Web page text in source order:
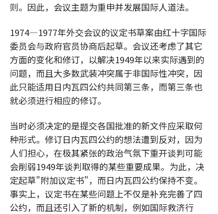
则。因此，会议主题为重申并发展国际人道法。
1974—1977年外交会议的议定书草案由红十字国际
委员会与政府官员协商后起草。会议还考虑了其它
方面的变化和修订，以解决1949年以来实际遇到的
问题，而且大多数武装冲突属于非国际性冲突，因
此只能适用日内瓦四公约共同第三条，而第三条也
就必须进行相应的修订。
当时必须决定的是提交各国批准的新文件应采取何
种形式。修订日内瓦四公约的想法遭到反对，因为
人们担心，在极其紧张的政治气氛下重开谈判可能
会削弱1949年谈判取得的某些重要成果。为此，决
定起草"附加议定书"，而日内瓦四公约保持不变。
事实上，议定书在某些问题上不仅是补充完善了四
公约，而且还引入了新的机制，例如国际救济行